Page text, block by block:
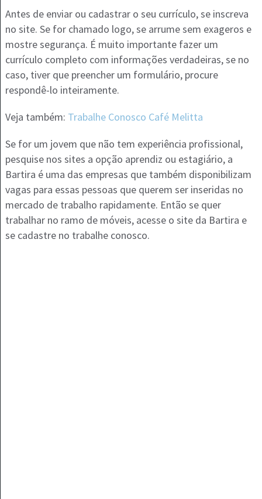
Antes de enviar ou cadastrar o seu currículo, se inscreva
no site. Se for chamado logo, se arrume sem exageros e
mostre segurança. É muito importante fazer um
currículo completo com informações verdadeiras, se no
caso, tiver que preencher um formulário, procure
respondê-lo inteiramente.
Veja também: Trabalhe Conosco Café Melitta
Se for um jovem que não tem experiência profissional,
pesquise nos sites a opção aprendiz ou estagiário, a
Bartira é uma das empresas que também disponibilizam
vagas para essas pessoas que querem ser inseridas no
mercado de trabalho rapidamente. Então se quer
trabalhar no ramo de móveis, acesse o site da Bartira e
se cadastre no trabalhe conosco.